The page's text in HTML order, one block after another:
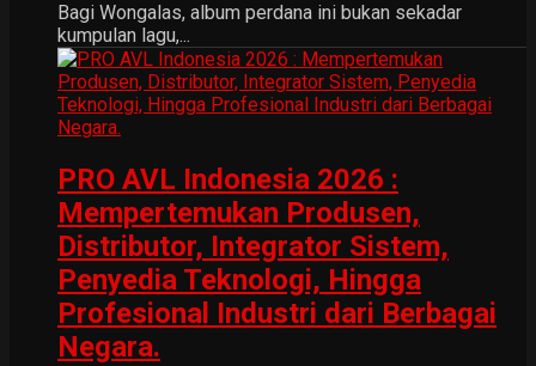
Bagi Wongalas, album perdana ini bukan sekadar
kumpulan lagu,...
PRO AVL Indonesia 2026 :
Mempertemukan Produsen,
Distributor, Integrator Sistem,
Penyedia Teknologi, Hingga
Profesional Industri dari Berbagai
Negara.